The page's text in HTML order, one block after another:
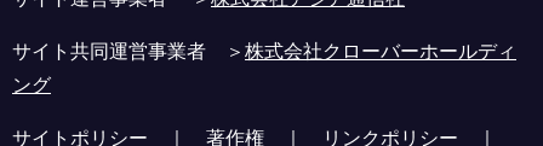
サイト共同運営事業者 ＞株式会社クローバーホールディ
ング
サイトポリシー ｜ 著作権 ｜ リンクポリシー ｜